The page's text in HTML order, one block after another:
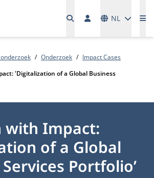
NL
Onderzoek
Impact Cases
'Digitalization of a Global Business
with Impact:
of a Global
Portfolio’